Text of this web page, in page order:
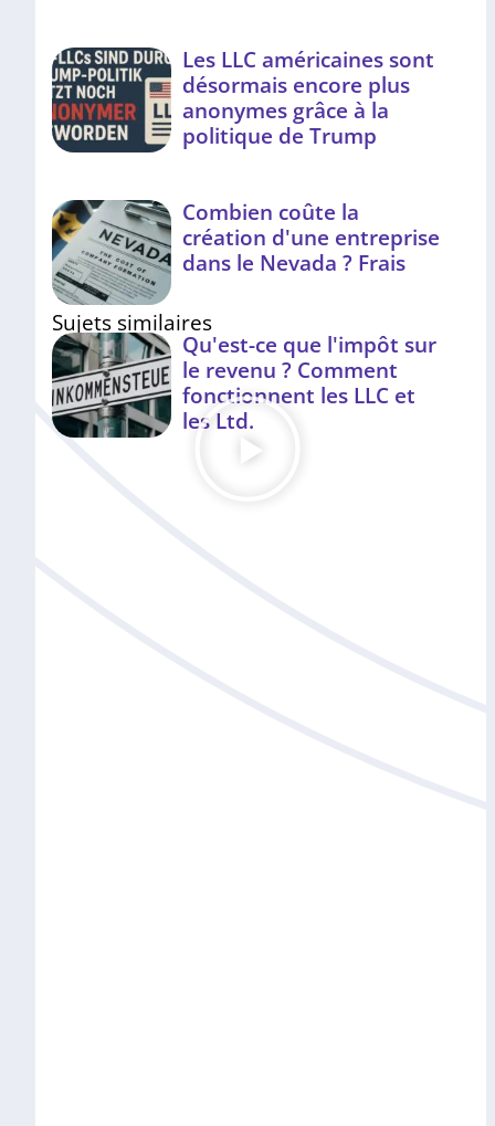
Les LLC américaines sont
désormais encore plus
anonymes grâce à la
politique de Trump
Combien coûte la
création d'une entreprise
dans le Nevada ? Frais
Sujets similaires
Qu'est-ce que l'impôt sur
le revenu ? Comment
fonctionnent les LLC et
les Ltd.